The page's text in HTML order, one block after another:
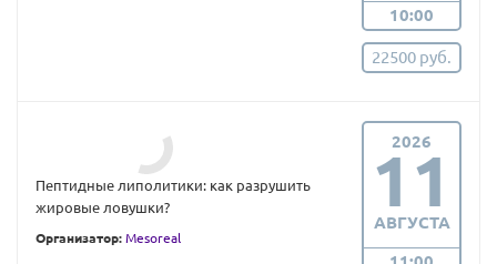
10:00
22500 руб.
Пептидные липолитики: как разрушить
жировые ловушки?
Организатор: Mesoreal
2026
11
АВГУСТА